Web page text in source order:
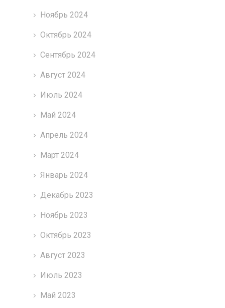
Ноябрь 2024
Октябрь 2024
Сентябрь 2024
Август 2024
Июль 2024
Май 2024
Апрель 2024
Март 2024
Январь 2024
Декабрь 2023
Ноябрь 2023
Октябрь 2023
Август 2023
Июль 2023
Май 2023